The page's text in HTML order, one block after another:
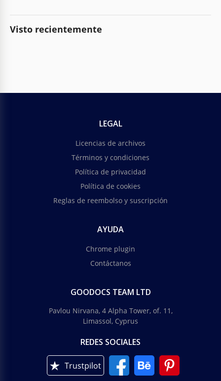
Visto recientemente
LEGAL
Licencias de archivos
Términos y condiciones
Política de privacidad
Política de cookies
Reglas de reembolso y suscripción
AYUDA
Chrome plugin
Contáctanos
GOODOCS TEAM LTD
Pavlou Nirvana, 4 Alpha Tower, of. 11,
Limassol, Cyprus
REDES SOCIALES
Trustpilot